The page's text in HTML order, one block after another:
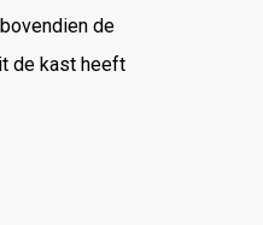
de
de kast heeft